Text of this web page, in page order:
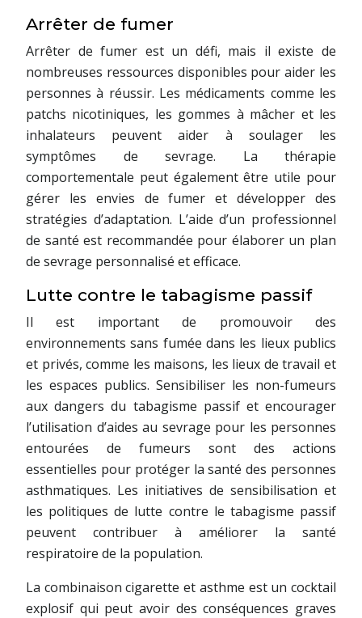
Arrêter de fumer
Arrêter de fumer est un défi, mais il existe de
nombreuses ressources disponibles pour aider les
personnes à réussir. Les médicaments comme les
patchs nicotiniques, les gommes à mâcher et les
inhalateurs peuvent aider à soulager les
symptômes de sevrage. La thérapie
comportementale peut également être utile pour
gérer les envies de fumer et développer des
stratégies d’adaptation. L’aide d’un professionnel
de santé est recommandée pour élaborer un plan
de sevrage personnalisé et efficace.
Lutte contre le tabagisme passif
Il est important de promouvoir des
environnements sans fumée dans les lieux publics
et privés, comme les maisons, les lieux de travail et
les espaces publics. Sensibiliser les non-fumeurs
aux dangers du tabagisme passif et encourager
l’utilisation d’aides au sevrage pour les personnes
entourées de fumeurs sont des actions
essentielles pour protéger la santé des personnes
asthmatiques. Les initiatives de sensibilisation et
les politiques de lutte contre le tabagisme passif
peuvent contribuer à améliorer la santé
respiratoire de la population.
La combinaison cigarette et asthme est un cocktail
explosif qui peut avoir des conséquences graves